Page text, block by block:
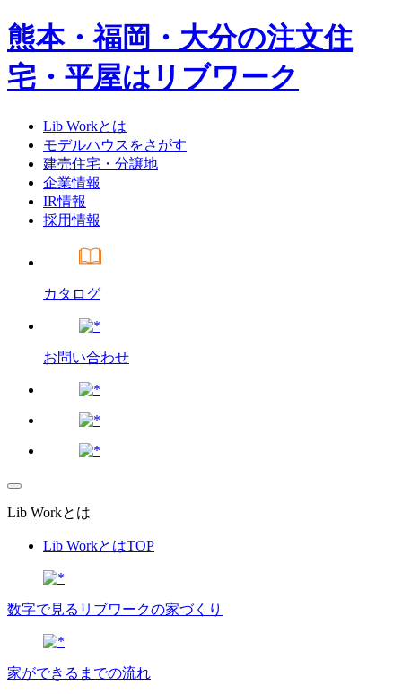
熊本・福岡・大分の注文住
宅・平屋はリブワーク
Lib Workとは
モデルハウスをさがす
建売住宅・分譲地
企業情報
IR情報
採用情報
カタログ
お問い合わせ
Lib Workとは
Lib WorkとはTOP
数字で⾒るリブワークの家づくり
家ができるまでの流れ